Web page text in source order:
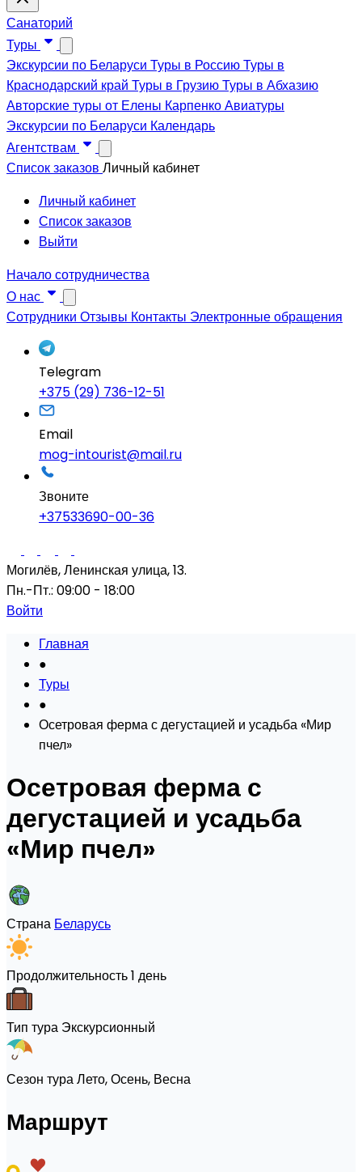
Санаторий
Туры
Экскурсии по Беларуси Туры в РоссиюТуры в
Краснодарский край Туры в ГрузиюТуры в Абхазию
Авторские туры от Елены КарпенкоАвиатуры
Экскурсии по Беларуси Календарь
Агентствам
Список заказов Личный кабинет
Личный кабинет
Список заказов
Выйти
Начало сотрудничества
О нас
Сотрудники Отзывы Контакты Электронные обращения
Telegram
+375 (29) 736-12-51
Email
mog-intourist@mail.ru
Звоните
+37533690-00-36
Могилёв, Ленинская улица, 13.
Пн.-Пт.: 09:00 - 18:00
Войти
Главная
●
Туры
●
Осетровая ферма с дегустацией и усадьба «Мир
пчел»
Осетровая ферма с
дегустацией и усадьба
«Мир пчел»
Страна Беларусь
Продолжительность1 день
Тип тура Экскурсионный
Сезон тураЛето, Осень, Весна
Маршрут